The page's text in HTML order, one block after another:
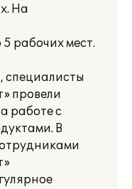
На
рабочих мест.
специалисты
провели
работе с
В